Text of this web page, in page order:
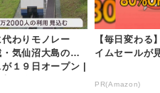
代わりモノレー
気仙沼大島の亀
１９日オープン |
【毎日変わる
イムセールが
PR(Amazon)